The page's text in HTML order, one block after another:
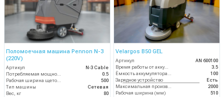
Поломоечная машина Pennon N-3
(220V)
Артикул
N-3 Cable
Потребляемая мощность (кВт)
0.5
Рабочая ширина щеток (мм)
500
Тип машины
Сетевая
Вес, кг
80
Velargos B50 GEL
Артикул
AN 600100
Время работы от аккумуляторов (ч)
3.5
Ёмкость аккумулятора (Ач)
100
Зарядное устройство
Есть
Максимальная производительность (кв.м/час)
2000
Рабочая ширина (мм)
510